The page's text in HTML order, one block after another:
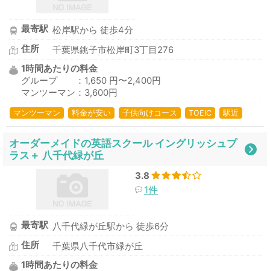
最寄駅 松岸駅から 徒歩4分
住所
千葉県銚子市松岸町3丁目276
1時間あたりの料金
グループ ：1,650 円〜2,400円
マンツーマン：3,600円
マンツーマン 料金が安い 子供向けコース TOEIC 駅近
オーダーメイドの英語スクール イングリッシュプ
ラス＋ 八千代緑が丘
3.8
1件
最寄駅 八千代緑が丘駅から 徒歩6分
住所
千葉県八千代市緑が丘
1時間あたりの料金